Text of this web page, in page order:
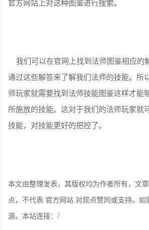
官方网站上对这种图鉴进行搜索。
我们可以在官网上找到法师图鉴相应的
通过这些解答来了解我们法师的技能。所
师玩家就需要找到法师技能图鉴这样才能
所施放的技能。这对于我们的法师玩家就
技能，对技能更好的把控了。
本文由整理发表，其版权均为作者所有，文
点，不代表 官方网站 对观点赞同或支持。
源。本站连接：/